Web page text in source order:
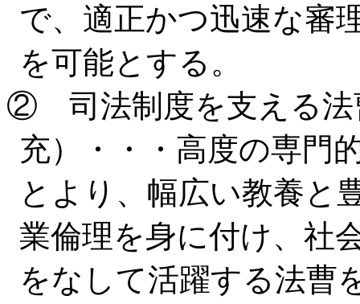
で、適正かつ迅速な審
を可能とする。
② 司法制度を支える法
充）・・・高度の専門
とより、幅広い教養と
業倫理を身に付け、社
をなして活躍する法曹